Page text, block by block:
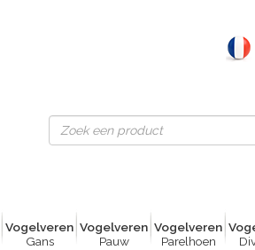
Vogelveren
Gans
Vogelveren
Pauw
Vogelveren
Parelhoen